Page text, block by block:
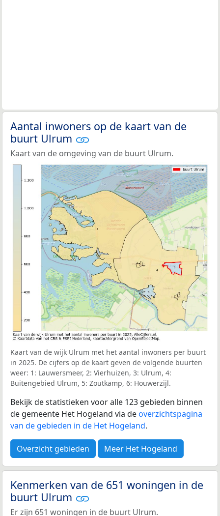
Aantal inwoners op de kaart van de
buurt Ulrum
Kaart van de omgeving van de buurt Ulrum.
Kaart van de wijk Ulrum met het aantal inwoners per buurt
in 2025. De cijfers op de kaart geven de volgende buurten
weer: 1: Lauwersmeer, 2: Vierhuizen, 3: Ulrum, 4:
Buitengebied Ulrum, 5: Zoutkamp, 6: Houwerzijl.
Bekijk de statistieken voor alle 123 gebieden binnen
de gemeente Het Hogeland via deoverzichtspagina
van de gebieden in de Het Hogeland.
Overzicht gebieden Meer Het Hogeland
Kenmerken van de 651 woningen in de
buurt Ulrum
Er zijn 651 woningen in de buurt Ulrum.